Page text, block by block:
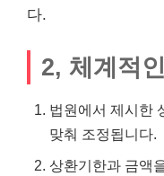
다.
2, 체계적
법원에서 제시한
맞춰 조정됩니다.
상환기한과 금액